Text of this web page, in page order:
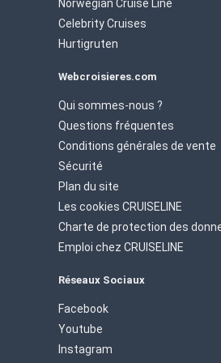
Norwegian Cruise Line
Celebrity Cruises
Hurtigruten
Webcroisieres.com
Qui sommes-nous ?
Questions fréquentes
Conditions générales de vente
Sécurité
Plan du site
Les cookies CRUISELINE
Charte de protection des
Emploi chez CRUISELINE
Réseaux Sociaux
Facebook
Youtube
Instagram